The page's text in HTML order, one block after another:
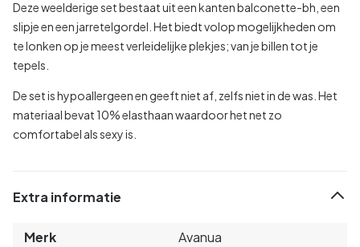
Deze weelderige set bestaat uit een kanten balconette-bh, een
slipje en een jarretelgordel. Het biedt volop mogelijkheden om
te lonken op je meest verleidelijke plekjes; van je billen tot je
tepels.
De set is hypoallergeen en geeft niet af, zelfs niet in de was. Het
materiaal bevat 10% elasthaan waardoor het net zo
comfortabel als sexy is.
Extra informatie
Merk
Avanua